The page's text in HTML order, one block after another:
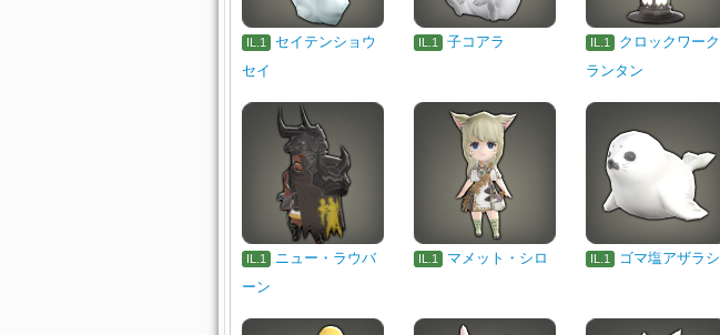
IL.1
セイテンショウ
セイ
IL.1 子コアラ IL.1
クロックワーク
ランタン
IL.1
ニュー・ラウバ
ーン
IL.1 マメット・シロ IL.1 ゴマ塩アザラシ